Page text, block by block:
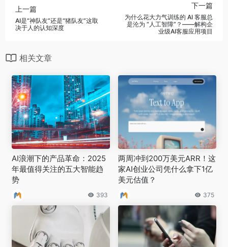
上一篇
AI是“神队友”还是“猪队友”这取
决于人的认知深度
下一篇
为什么花大力气训练的 AI 客服总
是沦为 “人工智障”？——解构企
业级AI客服应用项目
相关文章
AI浪潮下的产品革命：2025
年最值得关注的五大智能趋
势
393
两周冲到200万美元ARR！这
家AI创业公司凭什么拿下1亿
美元估值？
375